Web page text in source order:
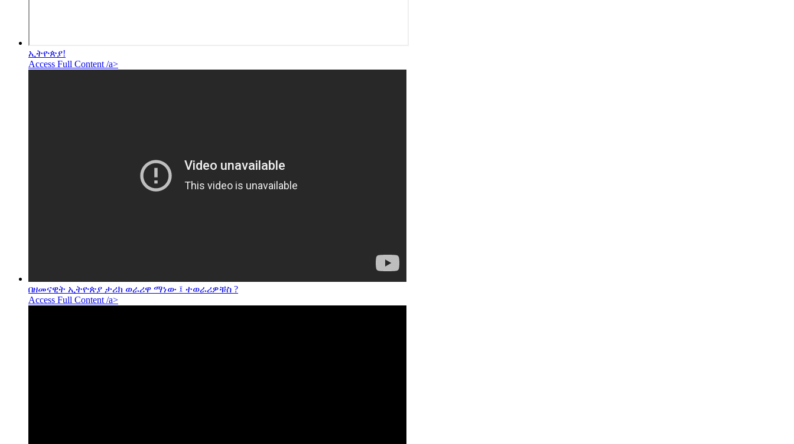
ኢትዮጵያ!
Access Full Content /a>
በዘመናዊት ኢትዮጵያ ታሪክ ወራሪዋ ማነው ፤ ተወራሪዎቹስ ?
Access Full Content /a>